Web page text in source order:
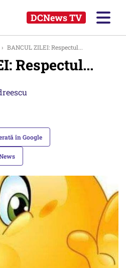
DCNews TV
› BANCUL ZILEI: Respectul...
Respectul...
în Google